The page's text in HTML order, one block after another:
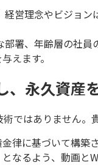
経営理念やビジョン
部署、年齢層の社員
えます。
、永久資産
ではありません。
律に基づいて構
なるよう、動画と